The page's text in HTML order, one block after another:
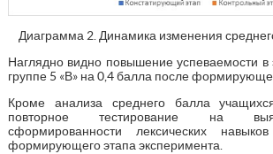
Диаграмма 2. Динамика изменения
Наглядно видно повышение успеваемости в
группе 5 «В» на 0,4 балла после
Кроме анализа среднего балла
повторное тестирование на
сформированности лексических
формирующего этапа эксперимента.